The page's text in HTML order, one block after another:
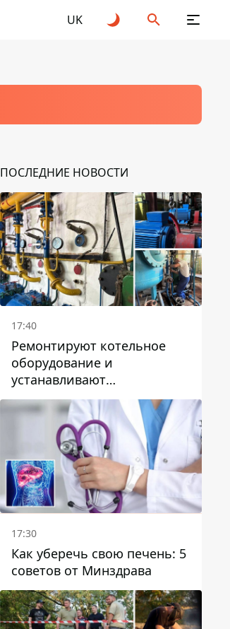
UK
ПОСЛЕДНИЕ НОВОСТИ
17:40
Ремонтируют котельное
оборудование и
устанавливают
генераторные установки:
как в Днепре готовятся к
отопительному сезону
17:30
Как уберечь свою печень: 5
советов от Минздрава